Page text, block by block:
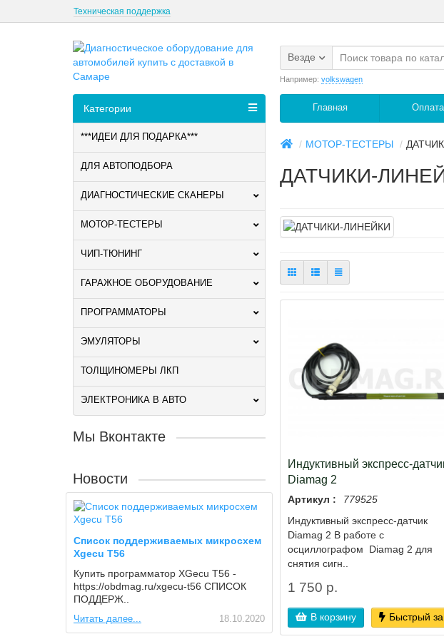
Техническая поддержка
Везде
Например: volkswagen
Главная Оплата
Категории
***ИДЕИ ДЛЯ ПОДАРКА***
ДЛЯ АВТОПОДБОРА
ДИАГНОСТИЧЕСКИЕ СКАНЕРЫ
МОТОР-ТЕСТЕРЫ
ЧИП-ТЮНИНГ
ГАРАЖНОЕ ОБОРУДОВАНИЕ
ПРОГРАММАТОРЫ
ЭМУЛЯТОРЫ
ТОЛЩИНОМЕРЫ ЛКП
ЭЛЕКТРОНИКА В АВТО
МОТОР-ТЕСТЕРЫ
Мы Вконтакте
Новости
Список поддерживаемых микросхем
Xgecu T56
Купить программатор XGecu T56 -
https://obdmag.ru/xgecu-t56 СПИСОК
ПОДДЕРЖ..
Читать далее... 18.10.2020
ДАТЧИКИ-
Индуктивный экспресс-
Diamag 2
Артикул :
779525
Индуктивный экспресс-датчик
Diamag 2 В работе с
осциллографом Diamag 2 для
снятия сигн..
1 750 р.
В корзину Быстрый